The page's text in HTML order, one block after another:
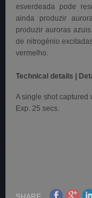
esverdeada pode
ainda produzir
produzir auroras
de nitrogénio
vermelho.
Technical details |
A single shot captured
Exp. 25 secs.